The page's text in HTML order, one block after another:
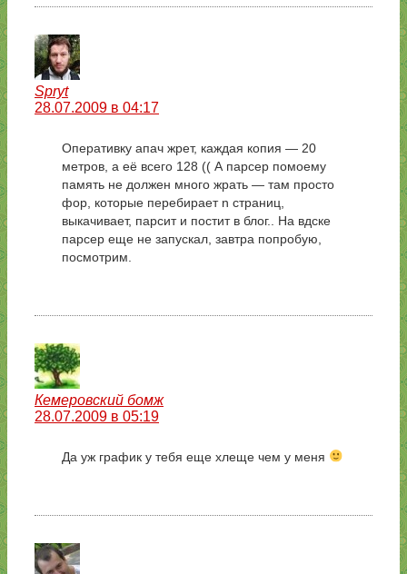
Spryt
28.07.2009 в 04:17
Оперативку апач жрет, каждая копия — 20
метров, а её всего 128 (( А парсер помоему
память не должен много жрать — там просто
фор, которые перебирает n страниц,
выкачивает, парсит и постит в блог.. На вдске
парсер еще не запускал, завтра попробую,
посмотрим.
Кемеровский бомж
28.07.2009 в 05:19
Да уж график у тебя еще хлеще чем у меня